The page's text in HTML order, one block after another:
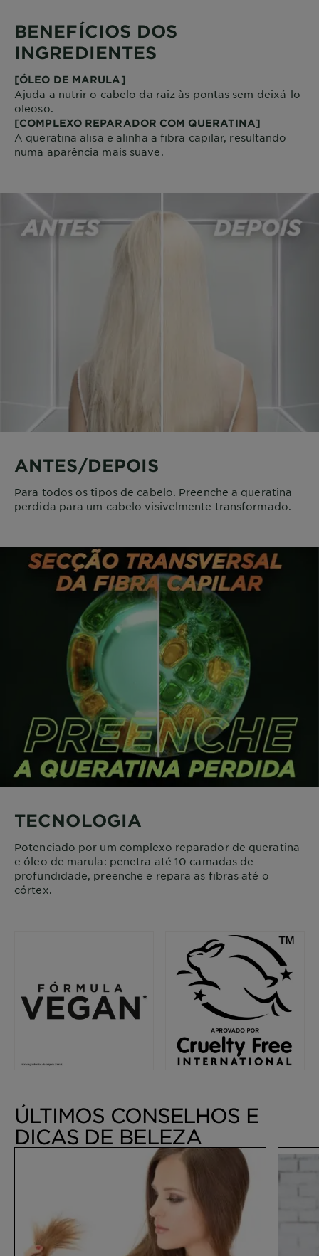
BENEFÍCIOS DOS
INGREDIENTES
[ÓLEO DE MARULA]
Ajuda a nutrir o cabelo da raiz às pontas sem deixá-lo
oleoso.
[COMPLEXO REPARADOR COM QUERATINA]
A queratina alisa e alinha a fibra capilar, resultando
numa aparência mais suave.
ANTES/DEPOIS
Para todos os tipos de cabelo. Preenche a queratina
perdida para um cabelo visivelmente transformado.
TECNOLOGIA
Potenciado por um complexo reparador de queratina
e óleo de marula: penetra até 10 camadas de
profundidade, preenche e repara as fibras até o
córtex.
ÚLTIMOS CONSELHOS E
DICAS DE BELEZA